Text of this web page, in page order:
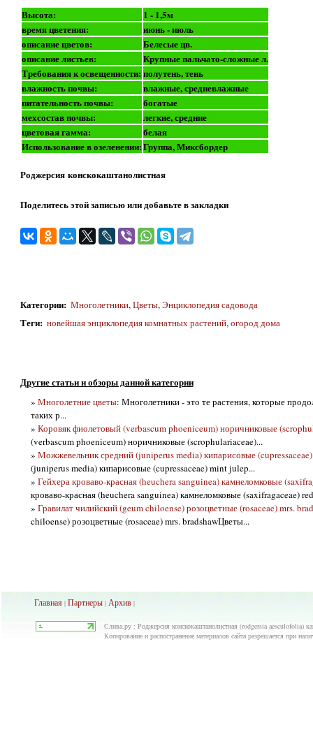
Высота:
1 - 1,5м
время цветения:
июнь - июль
описание цветов:
Белесые цв.
описание листьев:
Крупные пальчато-сложные л.
Требования к освещенности: полутень, тень
влажность почвы:
влажные, средневлажные
питательность почвы:
богатые
мехсостав почвы:
легкие, средние
цветовая гамма:
белая
Использование в озеленении:Группа, Миксбордер
Роджерсия конскокаштанолистная
Поделитесь этой записью или добавьте в закладки
Категории: Многолетники,Цветы,Энциклопедия садовода
Теги: новейшая энциклопедия комнатных растений,огород дома
Другие статьи и обзоры данной категории
» Многолетние цветы: Многолетники - это те растения, которые
таких р...
» Коровяк фиолетовый (verbascum phoeniceum) норичниковые
(verbascum phoeniceum) норичниковые (scrophulariaceae)...
» Можжевельник средний (juniperus media) кипарисовые
(juniperus media) кипарисовые (cupressaceae) mint julep...
» Гейхера кроваво-красная (heuchera sanguinea) камнеломковые
кроваво-красная (heuchera sanguinea) камнеломковые (saxifragaceae)
» Гравилат чилийский (geum chiloense) розоцветные (rosaceae) mrs.
chiloense) розоцветные (rosaceae) mrs. bradshawЦветы...
Главная| Партнеры| Архив|
Слива.ру : Роджерсия конскокаштанолистная (rodgersia aesculofolia)
Копирование и распостранение материалов сайта разрешается при